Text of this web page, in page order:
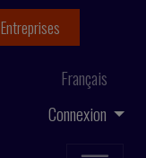
Connexion
Français